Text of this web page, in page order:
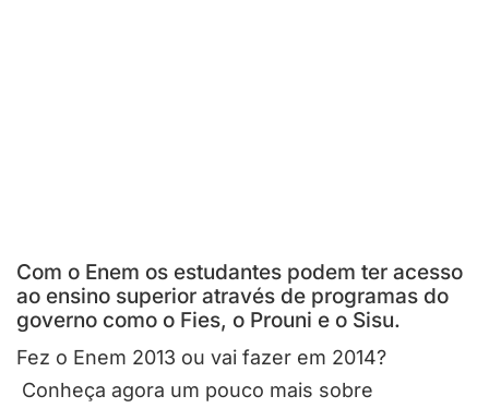
Com o Enem os estudantes podem ter acesso
ao ensino superior através de programas do
governo como o Fies, o Prouni e o Sisu.
Fez o Enem 2013 ou vai fazer em 2014?
Conheça agora um pouco mais sobre